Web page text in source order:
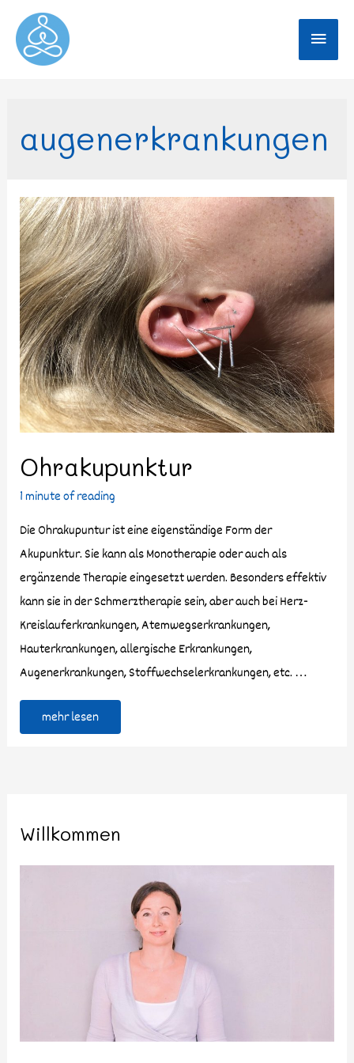
augenerkrankungen
Ohrakupunktur
1 minute of reading
Die Ohrakupuntur ist eine eigenständige Form der
Akupunktur. Sie kann als Monotherapie oder auch als
ergänzende Therapie eingesetzt werden. Besonders effektiv
kann sie in der Schmerztherapie sein, aber auch bei Herz-
Kreislauferkrankungen, Atemwegserkrankungen,
Hauterkrankungen, allergische Erkrankungen,
Augenerkrankungen, Stoffwechselerkrankungen, etc. …
mehr lesen
Willkommen